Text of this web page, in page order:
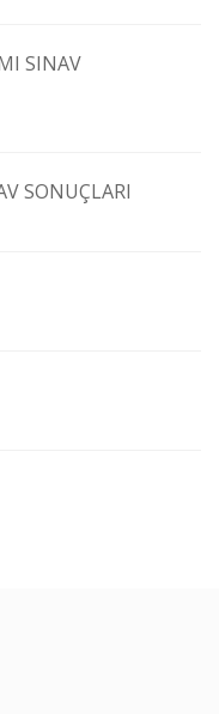
SINAV
SONUÇLARI